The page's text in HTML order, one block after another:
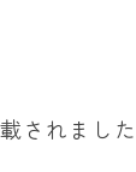
されました